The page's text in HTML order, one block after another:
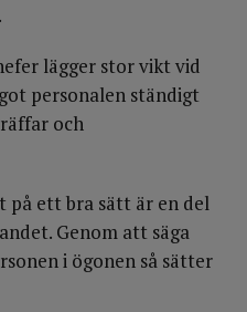
lägger stor vikt vid
personalen ständigt
och
på ett bra sätt är en del
Genom att säga
i ögonen så sätter